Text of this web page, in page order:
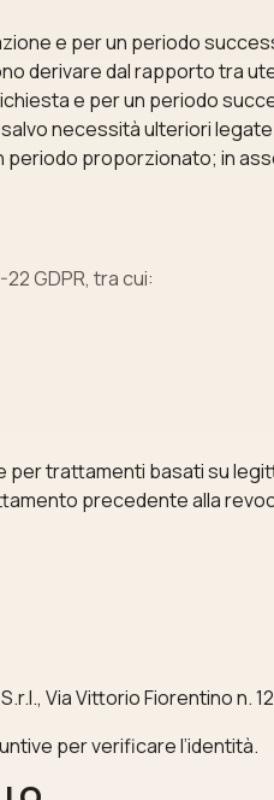
e per un periodo
derivare dal rapporto tra
e per un periodo
necessità ulteriori
proporzionato; in
GDPR, tra cui:
trattamenti basati su
precedente alla
Via Vittorio Fiorentino n.
per verificare l’identità.